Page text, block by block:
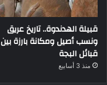
قبيلة الهدندوة.. تاريخ عريق
ونسب أصيل ومكانة بارزة بين
قبائل البجة
منذ 3 أسابيع